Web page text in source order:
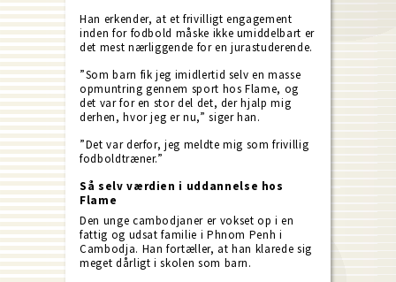
Han erkender, at et frivilligt engagement
inden for fodbold måske ikke umiddelbart er
det mest nærliggende for en jurastuderende.
”Som barn fik jeg imidlertid selv en masse
opmuntring gennem sport hos Flame, og
det var for en stor del det, der hjalp mig
derhen, hvor jeg er nu,” siger han.
”Det var derfor, jeg meldte mig som frivillig
fodboldtræner.”
Så selv værdien i uddannelse hos
Flame
Den unge cambodjaner er vokset op i en
fattig og udsat familie i Phnom Penh i
Cambodja. Han fortæller, at han klarede sig
meget dårligt i skolen som barn.